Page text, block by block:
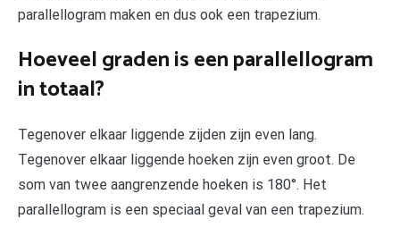
parallellogram maken en dus ook een trapezium.
Hoeveel graden is een parallellogram
in totaal?
Tegenover elkaar liggende zijden zijn even lang.
Tegenover elkaar liggende hoeken zijn even groot. De
som van twee aangrenzende hoeken is 180°. Het
parallellogram is een speciaal geval van een trapezium.